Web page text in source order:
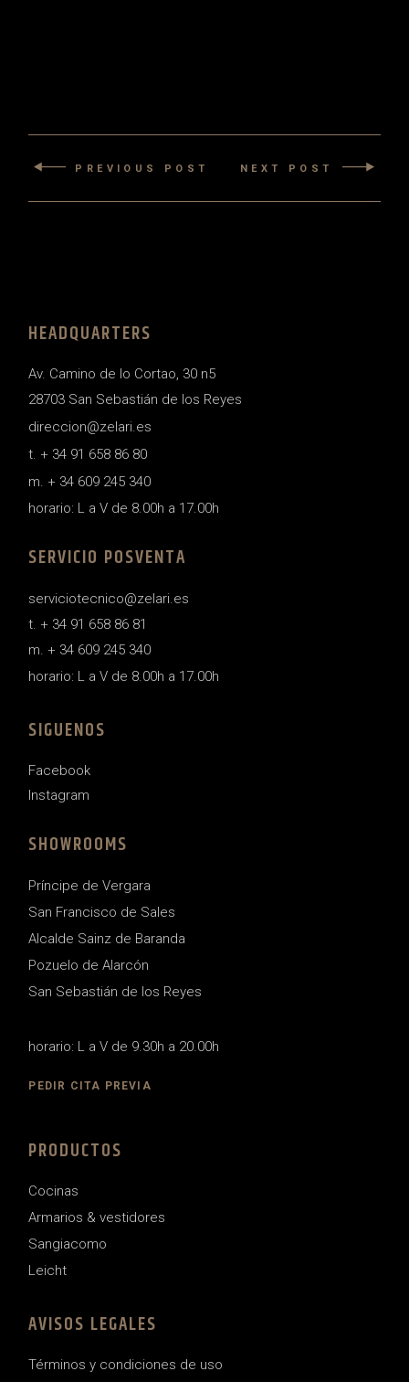
PREVIOUS POST NEXT POST
HEADQUARTERS
Av. Camino de lo Cortao, 30 n5
28703 San Sebastián de los Reyes
direccion@zelari.es
t. + 34 91 658 86 80
m. + 34 609 245 340
horario: L a V de 8.00h a 17.00h
SERVICIO POSVENTA
serviciotecnico@zelari.es
t. + 34 91 658 86 81
m. + 34 609 245 340
horario: L a V de 8.00h a 17.00h
SIGUENOS
Facebook
Instagram
SHOWROOMS
Príncipe de Vergara
San Francisco de Sales
Alcalde Sainz de Baranda
Pozuelo de Alarcón
San Sebastián de los Reyes
horario: L a V de 9.30h a 20.00h
PEDIR CITA PREVIA
PRODUCTOS
Cocinas
Armarios & vestidores
Sangiacomo
Leicht
AVISOS LEGALES
Términos y condiciones de uso